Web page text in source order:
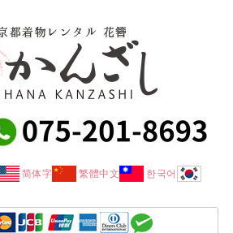
简体字 繁體中文 한국어